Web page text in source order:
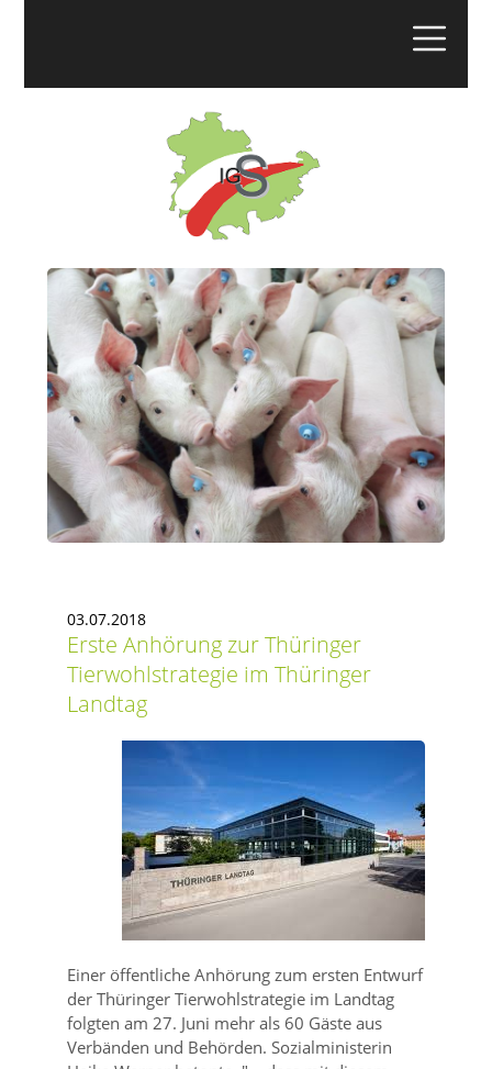
03.07.2018
Erste Anhörung zur Thüringer
Tierwohlstrategie im Thüringer
Landtag
Einer öffentliche Anhörung zum ersten Entwurf
der Thüringer Tierwohlstrategie im Landtag
folgten am 27. Juni mehr als 60 Gäste aus
Verbänden und Behörden. Sozialministerin